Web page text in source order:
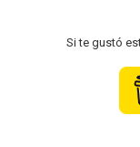
Si te gustó